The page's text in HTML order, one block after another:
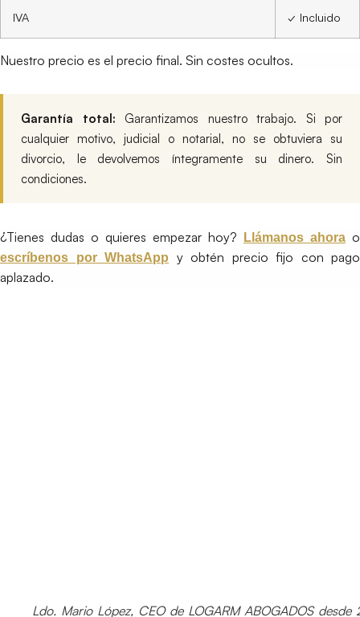
IVA ✓ Incluido
Nuestro precio es el precio final. Sin costes ocultos.
Garantía total: Garantizamos nuestro trabajo. Si por
cualquier motivo, judicial o notarial, no se obtuviera su
divorcio, le devolvemos íntegramente su dinero. Sin
condiciones.
¿Tienes dudas o quieres empezar hoy? Llámanos ahora o
escríbenos por WhatsApp
y obtén precio fijo con pago
aplazado.
Ldo. Mario López, CEO de LOGARM ABOGADOS desde